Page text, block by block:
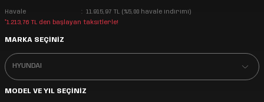
Havale
11.915,97 TL (%5,00 havale indirimi)
*1.213,76 TL den başlayan taksitlerle!
MARKA SEÇİNİZ
MODEL VE YIL SEÇİNİZ